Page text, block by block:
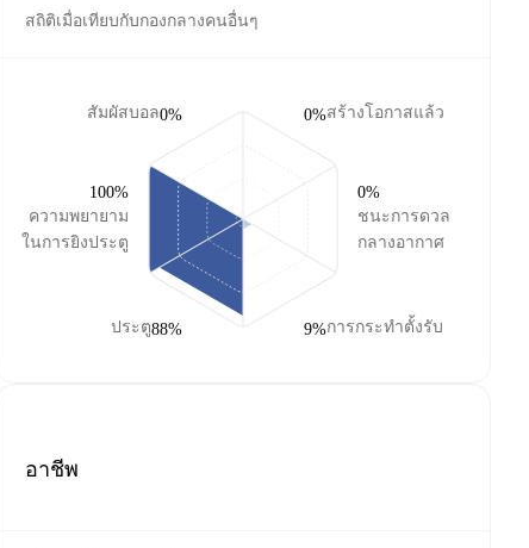
สถิติเมื่อเทียบกับกองกลางคนอื่นๆ
สัมผัสบอล0%
ความพยายาม
ในการยิงประตู
100%
ประตู88%
สร้างโอกาสแล้ว
0%
ชนะการดวล
กลางอากาศ
0%
การกระทำตั้งรับ
9%
อาชีพ